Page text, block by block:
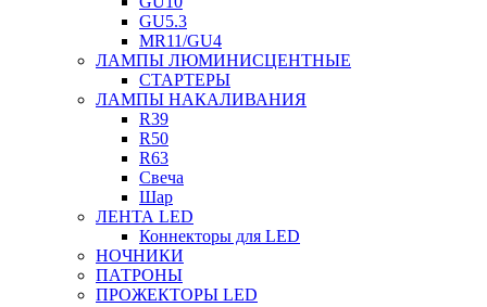
GU5.3
MR11/GU4
ЛАМПЫ ЛЮМИНИСЦЕНТНЫЕ
СТАРТЕРЫ
ЛАМПЫ НАКАЛИВАНИЯ
R39
R50
R63
Свеча
Шар
ЛЕНТА LED
Коннекторы для LED
НОЧНИКИ
ПАТРОНЫ
ПРОЖЕКТОРЫ LED